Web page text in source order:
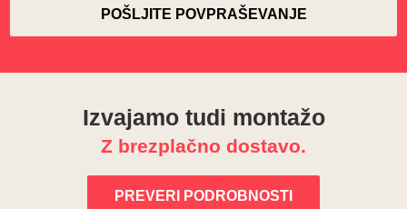
Izvajamo tudi montažo
Z brezplačno dostavo.
PREVERI PODROBNOSTI